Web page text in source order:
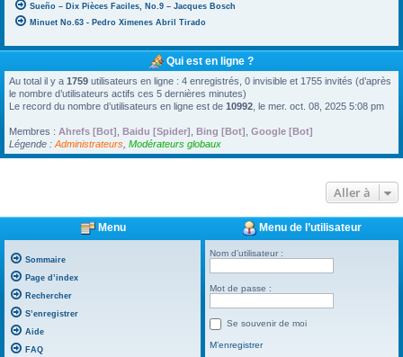
Sueño – Dix Pièces Faciles, No.9 – Jacques Bosch
Minuet No.63 - Pedro Ximenes Abril Tirado
Qui est en ligne ?
Au total il y a 1759 utilisateurs en ligne : 4 enregistrés, 0 invisible et 1755 invités (d’après
le nombre d’utilisateurs actifs ces 5 dernières minutes)
Le record du nombre d’utilisateurs en ligne est de 10992 , le mer. oct. 08, 2025 5:08 pm
Membres : Ahrefs [Bot] Baidu [Spider] Bing [Bot] Google [Bot]
Légende : Administrateurs Modérateurs globaux
Aller à
Menu
Sommaire
Page d’index
Rechercher
S’enregistrer
Aide
FAQ
Menu de l’utilisateur
Nom d’utilisateur :
Mot de passe :
Se souvenir de moi
M’enregistrer